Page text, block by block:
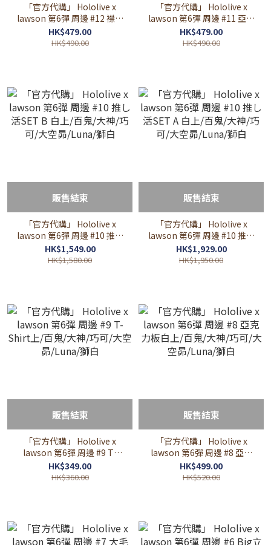
「官方代購」 Hololive x
lawson 第6彈 周邊 #12 襟章
SET 白上/百鬼/大神/巧可/大
空昴/Luna/獅白
HK$479.00
HK$490.00
「官方代購」 Hololive x
lawson 第6彈 周邊 #11 亞克
力掛件SET 白上/百鬼/大神/
巧可/大空昴/Luna/獅白
HK$479.00
HK$490.00
販售結束
「官方代購」 Hololive x
lawson 第6彈 周邊 #10 推し
活SET B 白上/百鬼/大神/巧
可/大空昴/Luna/獅白
HK$1,549.00
HK$1,580.00
販售結束
「官方代購」 Hololive x
lawson 第6彈 周邊 #10 推し
活SET A 白上/百鬼/大神/巧
可/大空昴/Luna/獅白
HK$1,929.00
HK$1,950.00
販售結束
「官方代購」 Hololive x
lawson 第6彈 周邊 #9 T-
Shirt上/百鬼/大神/巧可/大
空昴/Luna/獅白
HK$349.00
HK$360.00
販售結束
「官方代購」 Hololive x
lawson 第6彈 周邊 #8 亞克
力板白上/百鬼/大神/巧可/大
空昴/Luna/獅白
HK$499.00
HK$520.00